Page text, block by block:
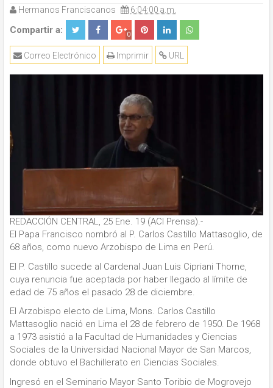
Hermanos Franciscanos 6:04:00 a.m.
Compartir a: 0
URL
Imprimir
Correo Electrónico
REDACCIÓN CENTRAL, 25 Ene. 19 (ACI Prensa).-
El Papa Francisco nombró al P. Carlos Castillo Mattasoglio, de
68 años, como nuevo Arzobispo de Lima en Perú.
El P. Castillo sucede al Cardenal Juan Luis Cipriani Thorne,
cuya renuncia fue aceptada por haber llegado al límite de
edad de 75 años el pasado 28 de diciembre.
El Arzobispo electo de Lima, Mons. Carlos Castillo
Mattasoglio nació en Lima el 28 de febrero de 1950. De 1968
a 1973 asistió a la Facultad de Humanidades y Ciencias
Sociales de la Universidad Nacional Mayor de San Marcos,
donde obtuvo el Bachillerato en Ciencias Sociales.
Ingresó en el Seminario Mayor Santo Toribio de Mogrovejo